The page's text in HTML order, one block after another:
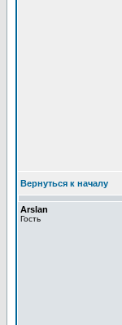
Вернуться к началу
Arslan
Гость